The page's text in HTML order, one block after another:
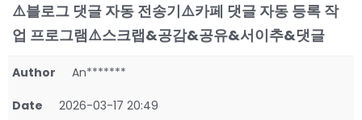
⚠️블로그 댓글 자동 전송기⚠️카페 댓글 자동 등록 작
업 프로그램⚠️스크랩&공감&공유&서이추&댓글
Author An*******
Date 2026-03-17 20:49